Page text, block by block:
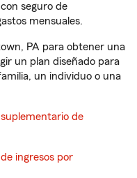
seguro de
mensuales.
PA para obtener una
un plan diseñado para
un individuo o una
de
ingresos por